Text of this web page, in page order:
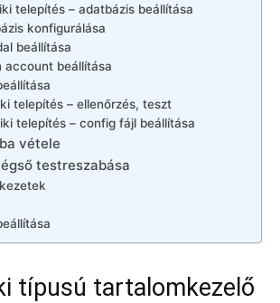
telepítés – adatbázis beállítása
konfigurálása
beállítása
account beállítása
telepítés – ellenőrzés, teszt
telepítés – config fájl beállítása
vétele
testreszabása
típusú tartalomkezelő